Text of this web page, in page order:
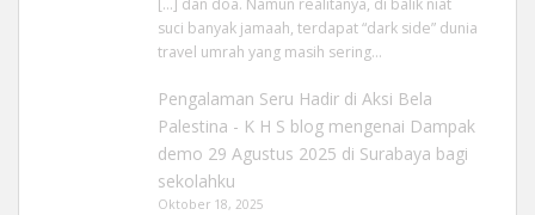
[…] dan doa. Namun realitanya, di balik niat
suci banyak jamaah, terdapat “dark side” dunia
travel umrah yang masih sering…
Pengalaman Seru Hadir di Aksi Bela
Palestina - K H S blogmengenai Dampak
demo 29 Agustus 2025 di Surabaya bagi
sekolahku
Oktober 18, 2025